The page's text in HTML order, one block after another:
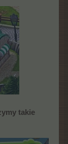
takie